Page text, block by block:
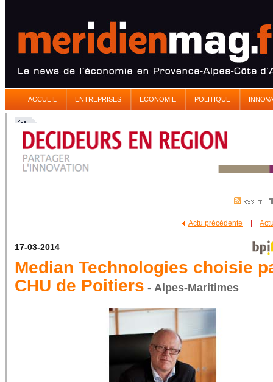
ACCUEIL ENTREPRISES ECONOMIE POLITIQUE
Actu précédente
17-03-2014
Median Technologies choisie
CHU de Poitiers - Alpes-Maritimes